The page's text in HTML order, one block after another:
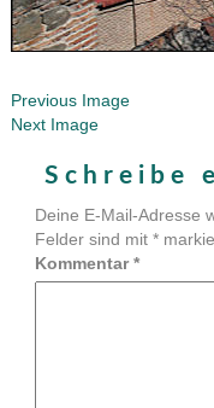
Previous Image
Next Image
Schreibe
Deine E-Mail-Adresse
Felder sind mit *
Kommentar*